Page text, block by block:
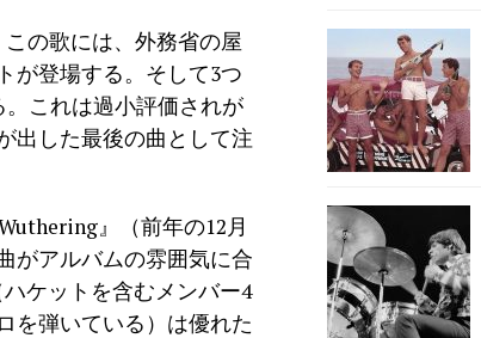
この歌には、外務省の屋
が登場する。そして3つ
。これは過小評価されが
出した最後の曲として注
』（前年の12月
がアルバムの雰囲気に合
ケットを含むメンバー4
を弾いている）は優れた